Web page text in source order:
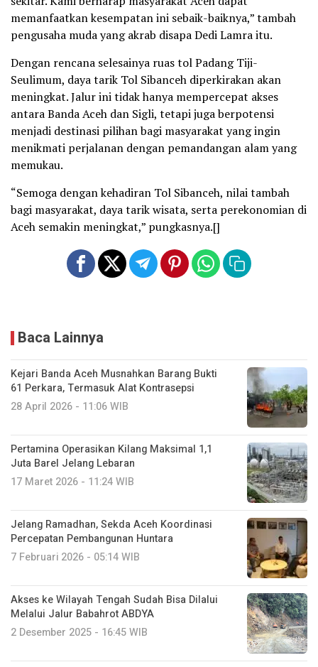
memanfaatkan kesempatan ini sebaik-baiknya,” tambah
pengusaha muda yang akrab disapa Dedi Lamra itu.
Dengan rencana selesainya ruas tol Padang Tiji-
Seulimum, daya tarik Tol Sibanceh diperkirakan akan
meningkat. Jalur ini tidak hanya mempercepat akses
antara Banda Aceh dan Sigli, tetapi juga berpotensi
menjadi destinasi pilihan bagi masyarakat yang ingin
menikmati perjalanan dengan pemandangan alam yang
memukau.
“Semoga dengan kehadiran Tol Sibanceh, nilai tambah
bagi masyarakat, daya tarik wisata, serta perekonomian di
Aceh semakin meningkat,” pungkasnya.[]
Baca Lainnya
Kejari Banda Aceh Musnahkan Barang Bukti
61 Perkara, Termasuk Alat Kontrasepsi
28 April 2026 - 11:06 WIB
Pertamina Operasikan Kilang Maksimal 1,1
Juta Barel Jelang Lebaran
17 Maret 2026 - 11:24 WIB
‎Jelang Ramadhan, Sekda Aceh Koordinasi
Percepatan Pembangunan Huntara
7 Februari 2026 - 05:14 WIB
Akses ke Wilayah Tengah Sudah Bisa Dilalui
Melalui Jalur Babahrot ABDYA
2 Desember 2025 - 16:45 WIB